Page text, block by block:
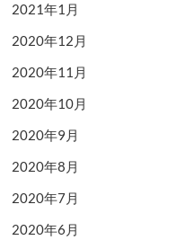
2021年1月
2020年12月
2020年11月
2020年10月
2020年9月
2020年8月
2020年7月
2020年6月